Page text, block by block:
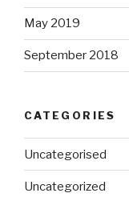
May 2019
September 2018
CATEGORIES
Uncategorised
Uncategorized